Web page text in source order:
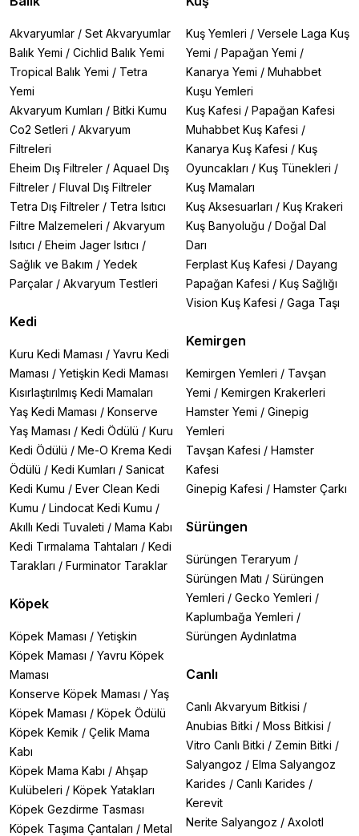
Akvaryumlar / Set Akvaryumlar
Balık Yemi / Cichlid Balık Yemi
Tropical Balık Yemi / Tetra
Yemi
Akvaryum Kumları / Bitki Kumu
Co2 Setleri / Akvaryum
Filtreleri
Eheim Dış Filtreler / Aquael Dış
Filtreler / Fluval Dış Filtreler
Tetra Dış Filtreler / Tetra Isıtıcı
Filtre Malzemeleri / Akvaryum
Isıtıcı / Eheim Jager Isıtıcı /
Sağlık ve Bakım / Yedek
Parçalar / Akvaryum Testleri
Kedi
Kuru Kedi Maması / Yavru Kedi
Maması / Yetişkin Kedi Maması
Kısırlaştırılmış Kedi Mamaları
Yaş Kedi Maması / Konserve
Yaş Maması / Kedi Ödülü / Kuru
Kedi Ödülü / Me-O Krema Kedi
Ödülü / Kedi Kumları / Sanicat
Kedi Kumu / Ever Clean Kedi
Kumu / Lindocat Kedi Kumu /
Akıllı Kedi Tuvaleti / Mama Kabı
Kedi Tırmalama Tahtaları / Kedi
Tarakları / Furminator Taraklar
Köpek
Köpek Maması / Yetişkin
Köpek Maması / Yavru Köpek
Maması
Konserve Köpek Maması / Yaş
Köpek Maması / Köpek Ödülü
Köpek Kemik / Çelik Mama
Kabı
Köpek Mama Kabı / Ahşap
Kulübeleri / Köpek Yatakları
Köpek Gezdirme Tasması
Köpek Taşıma Çantaları / Metal
Kuş Yemleri / Versele Laga Kuş
Yemi / Papağan Yemi /
Kanarya Yemi / Muhabbet
Kuşu Yemleri
Kuş Kafesi / Papağan Kafesi
Muhabbet Kuş Kafesi /
Kanarya Kuş Kafesi / Kuş
Oyuncakları / Kuş Tünekleri /
Kuş Mamaları
Kuş Aksesuarları / Kuş Krakeri
Kuş Banyoluğu / Doğal Dal
Darı
Ferplast Kuş Kafesi / Dayang
Papağan Kafesi / Kuş Sağlığı
Vision Kuş Kafesi / Gaga Taşı
Kemirgen
Kemirgen Yemleri / Tavşan
Yemi / Kemirgen Krakerleri
Hamster Yemi / Ginepig
Yemleri
Tavşan Kafesi / Hamster
Kafesi
Ginepig Kafesi / Hamster Çarkı
Sürüngen
Sürüngen Teraryum /
Sürüngen Matı / Sürüngen
Yemleri / Gecko Yemleri /
Kaplumbağa Yemleri /
Sürüngen Aydınlatma
Canlı
Canlı Akvaryum Bitkisi /
Anubias Bitki / Moss Bitkisi /
Vitro Canlı Bitki / Zemin Bitki /
Salyangoz / Elma Salyangoz
Karides / Canlı Karides /
Kerevit
Nerite Salyangoz / Axolotl